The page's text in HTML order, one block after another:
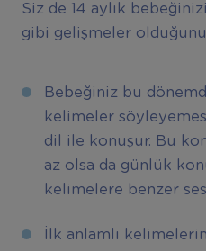
Siz de 14 aylık
gibi gelişmeler
Bebeğiniz bu
kelimeler
dil ile konuşur. Bu
az olsa da günlük
kelimelere benzer
İlk anlamlı